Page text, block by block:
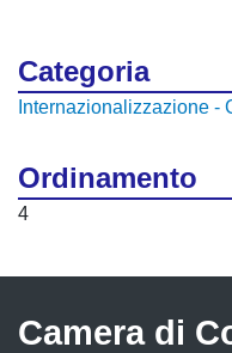
Categoria
Internazionalizzazione -
Ordinamento
4
Camera di